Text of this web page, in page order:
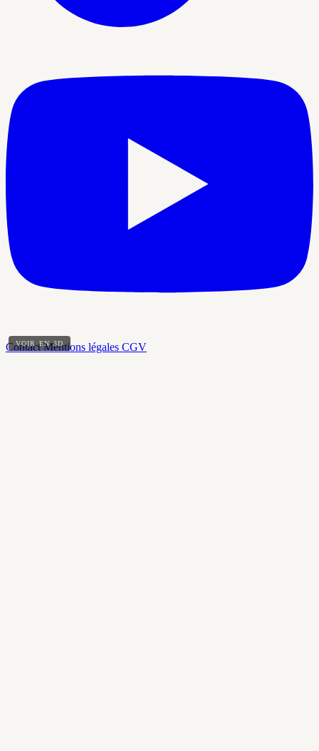
VOIR EN 3D
ContactMentions légales CGV